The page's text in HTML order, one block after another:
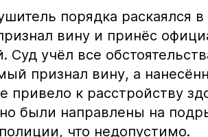
порядка раскаялся в
вину и принёс
учёл все
признал вину, а
привело к расстройству
были направлены на
что недопустимо.